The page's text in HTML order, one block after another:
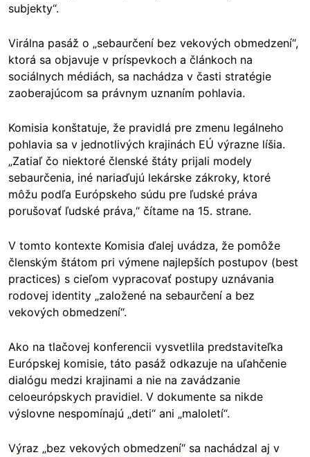
subjekty“.
Virálna pasáž o „sebaurčení bez vekových obmedzení“,
ktorá sa objavuje v príspevkoch a článkoch na
sociálnych médiách, sa nachádza v časti stratégie
zaoberajúcom sa právnym uznaním pohlavia.
Komisia konštatuje, že pravidlá pre zmenu legálneho
pohlavia sa v jednotlivých krajinách EÚ výrazne líšia.
„Zatiaľ čo niektoré členské štáty prijali modely
sebaurčenia, iné nariaďujú lekárske zákroky, ktoré
môžu podľa Európskeho súdu pre ľudské práva
porušovať ľudské práva,“ čítame na 15. strane.
V tomto kontexte Komisia ďalej uvádza, že pomôže
členským štátom pri výmene najlepších postupov (best
practices) s cieľom vypracovať postupy uznávania
rodovej identity „založené na sebaurčení a bez
vekových obmedzení“.
Ako na tlačovej konferencii vysvetlila predstaviteľka
Európskej komisie, táto pasáž odkazuje na uľahčenie
dialógu medzi krajinami a nie na zavádzanie
celoeurópskych pravidiel. V dokumente sa nikde
výslovne nespomínajú „deti“ ani „maloletí“.
Výraz „bez vekových obmedzení“ sa nachádzal aj v